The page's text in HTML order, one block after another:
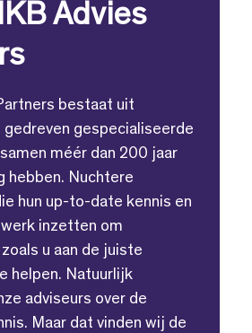
Advies
bestaat uit
gespecialiseerde
méér dan 200 jaar
hebben. Nuchtere
hun up-to-date kennis en
inzetten om
u aan de juiste
helpen. Natuurlijk
adviseurs over de
Maar dat vinden wij de